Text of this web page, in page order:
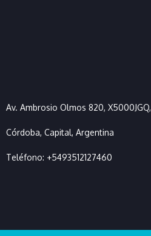
Av. Ambrosio Olmos 820, X5000JGQ,
Córdoba, Capital, Argentina
Teléfono: +5493512127460